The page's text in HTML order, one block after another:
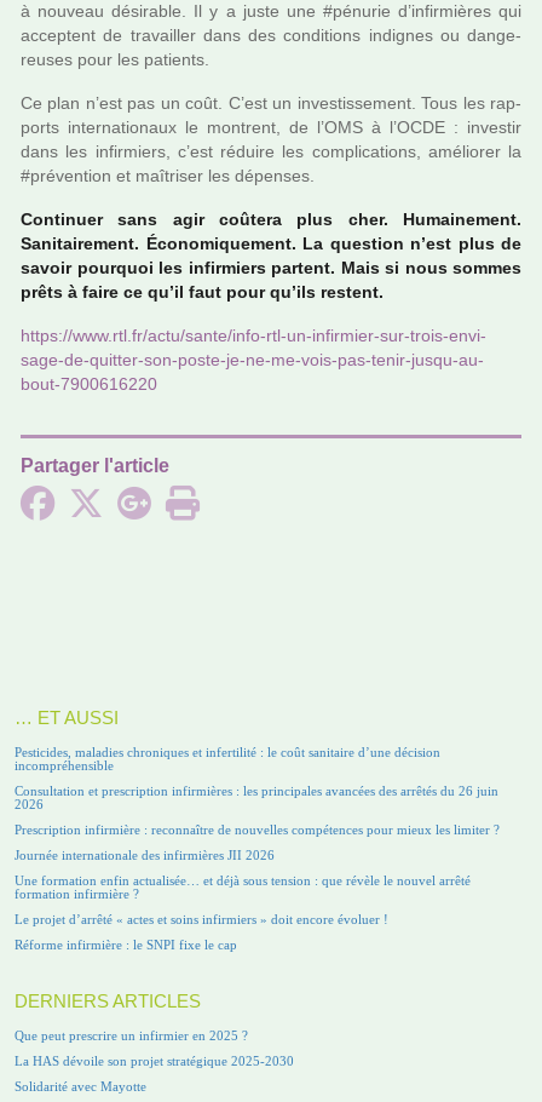
à nou­veau dési­ra­ble. Il y a juste une #pé­nu­­rie d’infir­­miè­­res qui
accep­­tent de tra­­vailler dans des condi­­tions indi­gnes ou dan­ge­
reu­ses pour les patients.
Ce plan n’est pas un coût. C’est un inves­tis­se­ment. Tous les rap­
ports inter­na­tio­naux le mon­trent, de l’OMS à l’OCDE : inves­tir
dans les infir­miers, c’est réduire les com­pli­ca­tions, amé­lio­rer la
#pré­ven­tion et maî­tri­ser les dépen­ses.
Continuer sans agir coû­tera plus cher. Humainement.
Sanitairement. Économiquement. La ques­tion n’est plus de
savoir pour­quoi les infir­miers par­tent. Mais si nous sommes
prêts à faire ce qu’il faut pour qu’ils res­tent.
https://www.rtl.fr/actu/sante/info-rtl-un-infir­mier-sur-trois-envi­
sage-de-quit­ter-son-poste-je-ne-me-vois-pas-tenir-jusqu-au-
bout-7900616220
Partager l'article
… ET AUSSI
Pesticides, maladies chroniques et infertilité : le coût sanitaire d’une décision
incompréhensible
Consultation et prescription infirmières : les principales avancées des arrêtés du 26 juin
2026
Prescription infirmière : reconnaître de nouvelles compétences pour mieux les limiter ?
Journée internationale des infirmières JII 2026
Une formation enfin actualisée… et déjà sous tension : que révèle le nouvel arrêté
formation infirmière ?
Le projet d’arrêté « actes et soins infirmiers » doit encore évoluer !
Réforme infirmière : le SNPI fixe le cap
DERNIERS ARTICLES
Que peut prescrire un infirmier en 2025 ?
La HAS dévoile son projet stratégique 2025-2030
Solidarité avec Mayotte